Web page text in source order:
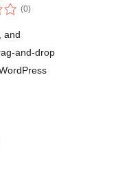
(0vērtējumu
kopsumma
)
and
and-drop